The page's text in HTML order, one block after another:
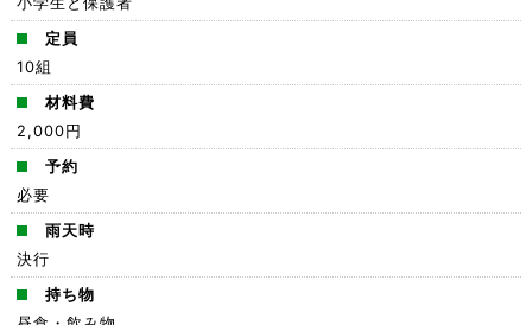
定員
10組
材料費
2,000円
予約
必要
雨天時
決行
持ち物